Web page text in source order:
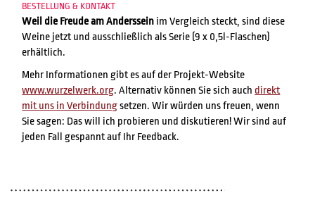
BESTELLUNG & KONTAKT
Weil die Freude am Anderssein im Vergleich steckt, sind diese
Weine jetzt und ausschließlich als Serie (9 x 0,5l-Flaschen)
erhältlich.
Mehr Informationen gibt es auf der Projekt-Website
www.wurzelwerk.org. Alternativ können Sie sich auch direkt
mit uns in Verbindungsetzen. Wir würden uns freuen, wenn
Sie sagen: Das will ich probieren und diskutieren! Wir sind auf
jeden Fall gespannt auf Ihr Feedback.